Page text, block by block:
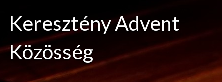
Keresztény Advent
Közösség